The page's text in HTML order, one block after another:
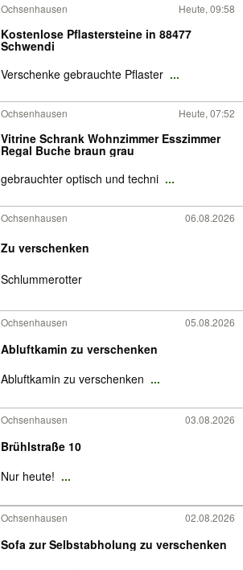
Ochsenhausen Heute, 09:58
Kostenlose Pflastersteine in 88477
Schwendi
Verschenke gebrauchte Pflaster ...
Ochsenhausen Heute, 07:52
Vitrine Schrank Wohnzimmer Esszimmer
Regal Buche braun grau
gebrauchter optisch und techni ...
Ochsenhausen 06.08.2026
Zu verschenken
Schlummerotter
Ochsenhausen 05.08.2026
Abluftkamin zu verschenken
Abluftkamin zu verschenken ...
Ochsenhausen 03.08.2026
Brühlstraße 10
Nur heute! ...
Ochsenhausen 02.08.2026
Sofa zur Selbstabholung zu verschenken